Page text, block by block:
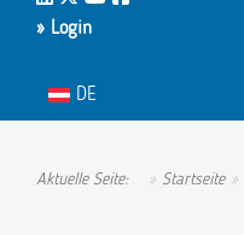
» Login
Sprache auswählen
DE
Aktuelle Seite: Startseite